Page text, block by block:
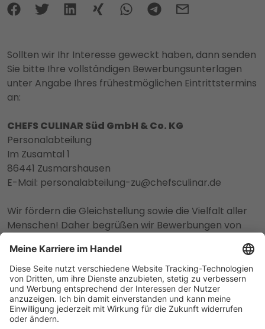
Sollten wir Ihr Interesse geweckt haben, dann senden
Sie bitte Ihre vollständigen Bewerbungsunterlagen
unter Angabe Ihres frühestmöglichen Eintrittstermins
an:
CHEFS CULINAR Süd GmbH & Co. KG
Personalabteilung
Im Zusamtal 1
86441 Zusmarshausen
E-Mail: personalabteilung-zu@chefsculinar.de
Wir fördern die Gleichstellung sowie die Vielfalt aller
Menschen! Daher begrüßen wir Bewerbungen von
Religionen und Weltanschauungen, sexueller
Orientierungen und geschlechtlicher Identitäten, aller
Altersgruppen sowie Menschen mit
Beeinträchtigungen.